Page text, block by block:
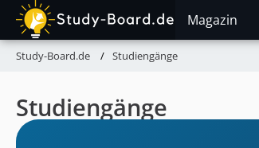
Magazin
Study-Board.de Studiengänge
Studiengänge